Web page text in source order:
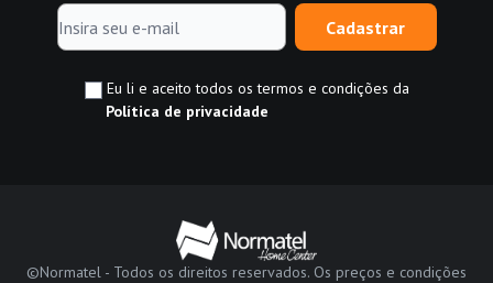
Cadastrar
Eu li e aceito todos os termos e condições da
Política de privacidade
©Normatel - Todos os direitos reservados. Os preços e condições